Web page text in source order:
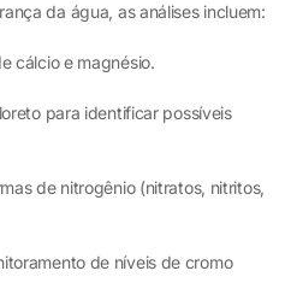
da água, as análises incluem:
cálcio e magnésio.
para identificar possíveis
de nitrogênio (nitratos, nitritos,
de níveis de cromo